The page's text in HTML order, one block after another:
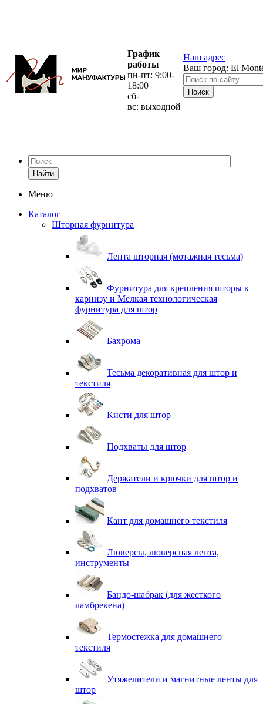
График
работы
пн-пт: 9:00-
18:00
сб-
вс: выходной
Наш адрес
Ваш город: El
Найти
Меню
Каталог
Шторная фурнитура
Лента шторная (мотажная тесьма)
Фурнитура для крепления шторы к
карнизу и Мелкая технологическая
фурнитура для штор
Бахрома
Тесьма декоративная для штор и
текстиля
Кисти для штор
Подхваты для штор
Держатели и крючки для штор и
подхватов
Кант для домашнего текстиля
Люверсы, люверсная лента,
инструменты
Бандо-шабрак (для жесткого
ламбрекена)
Термостежка для домашнего
текстиля
Утяжелители и магнитные ленты для
штор